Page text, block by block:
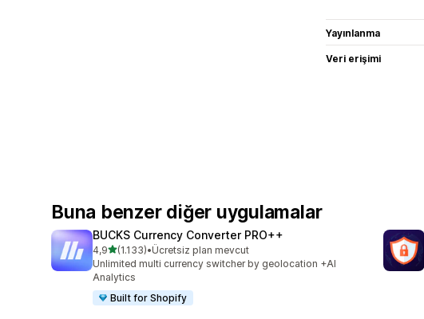
Yayınlanma
Veri erişimi
Buna benzer diğer uygulamalar
BUCKS Currency Converter PRO++
4,95 yıldız üzerinden
(1.133)
toplam 1133 değerlendirme
•Ücretsiz plan mevcut
Unlimited multi currency switcher by geolocation +AI
Analytics
Built for Shopify